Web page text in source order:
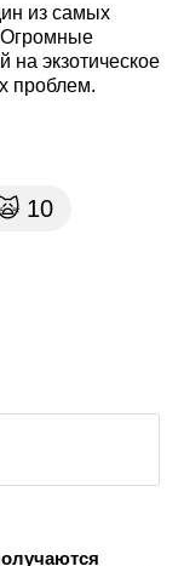
из самых
Огромные
на экзотическое
проблем.
10